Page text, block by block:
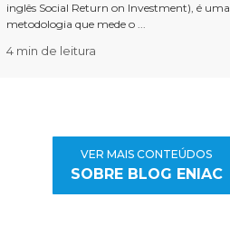
inglês Social Return on Investment), é uma
metodologia que mede o ...
4 min de leitura
VER MAIS CONTEÚDOS
SOBRE BLOG ENIAC